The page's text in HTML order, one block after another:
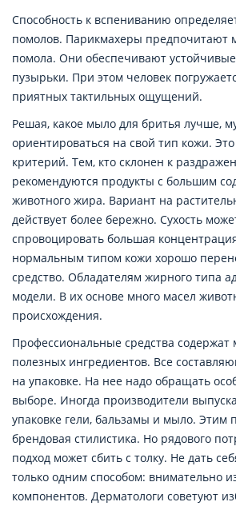
Способность к вспениванию
помолов. Парикмахеры предпочитают
помола. Они обеспечивают
пузырьки. При этом человек
приятных тактильных ощущений.
Решая, какое мыло для бритья лучше,
ориентироваться на свой тип кожи.
критерий. Тем, кто склонен к
рекомендуются продукты с большим
животного жира. Вариант на
действует более бережно. Сухость
спровоцировать большая
нормальным типом кожи хорошо
средство. Обладателям жирного типа
модели. В их основе много масел
происхождения.
Профессиональные средства содержат
полезных ингредиентов. Все
на упаковке. На нее надо обращать
выборе. Иногда производители
упаковке гели, бальзамы и мыло. Этим
брендовая стилистика. Но рядового
подход может сбить с толку. Не дать
только одним способом: внимательно
компонентов. Дерматологи советуют